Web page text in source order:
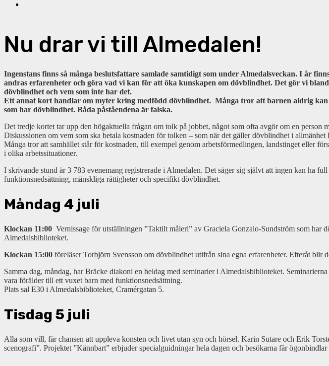
Nu drar vi till Almedalen!
Ingenstans finns så många beslutsfattare samlade samtidigt som under Almedalsveckan. I år
andras erfarenheter och göra vad vi kan för att öka kunskapen om dövblindhet. Det gör vi
dövblindhet och vem som inte har det.
Ett annat kort handlar om myter kring medfödd dövblindhet. Många tror att barnen aldrig
som har dövblindhet. Båda påståendena är falska.
Det tredje kortet tar upp den högaktuella frågan om tolk på jobbet, något som ofta avgör om en person
Diskussionen om vem som ska betala kostnaden för tolken – som när det gäller dövblindhet i allmänhet
Många tror att samhället står för kostnaden, till exempel genom arbetsförmedlingen, landstinget eller
i olika arbetssituationer.
I skrivande stund är 3 783 evenemang registrerade i Almedalen. Det säger sig självt att ingen kan ha
funktionsnedsättning, mänskliga rättigheter och specifikt dövblindhet.
Måndag 4 juli
Klockan 11:00 Vernissage för utställningen ”Taktilt måleri” av Graciela Gonzalo-Sundström som
Almedalsbiblioteket.
Klockan 15:00 föreläser Torbjörn Svensson om dövblindhet utifrån sina egna erfarenheter. Efteråt blir
Samma dag, måndag, har Bräcke diakoni en heldag med seminarier i Almedalsbiblioteket.
vara förälder till ett vuxet barn med funktionsnedsättning.
Plats sal E30 i Almedalsbiblioteket, Cramérgatan 5.
Tisdag 5 juli
Alla som vill, får chansen att uppleva konsten och livet utan syn och hörsel. Karin Sutare och Erik
scenografi”. Projektet ”Kännbart” erbjuder specialguidningar hela dagen och besökarna får